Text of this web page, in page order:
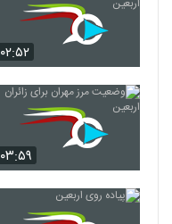
۰۲:۵۲
۰۳:۵۹